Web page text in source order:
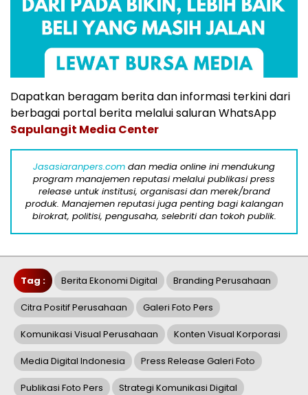
Dapatkan beragam berita dan informasi terkini dari
berbagai portal berita melalui saluran WhatsApp
Sapulangit Media Center
Jasasiaranpers.com dan media online ini mendukung
program manajemen reputasi melalui publikasi press
release untuk institusi, organisasi dan merek/brand
produk. Manajemen reputasi juga penting bagi kalangan
birokrat, politisi, pengusaha, selebriti dan tokoh publik.
Tag : Berita Ekonomi Digital Branding Perusahaan
Citra Positif Perusahaan Galeri Foto Pers
Komunikasi Visual Perusahaan Konten Visual Korporasi
Media Digital Indonesia Press Release Galeri Foto
Publikasi Foto Pers Strategi Komunikasi Digital